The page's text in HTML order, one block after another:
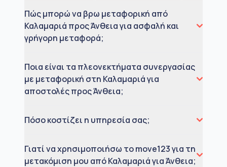
Πώς μπορώ να βρω μεταφορική από
Καλαμαριά προς Άνθεια για ασφαλή και
γρήγορη μεταφορά;
Ποια είναι τα πλεονεκτήματα συνεργασίας
με μεταφορική στη Καλαμαριά για
αποστολές προς Άνθεια;
Πόσο κοστίζει η υπηρεσία σας;
Γιατί να χρησιμοποιήσω το move123 για τη
μετακόμιση μου από Καλαμαριά για Άνθεια;